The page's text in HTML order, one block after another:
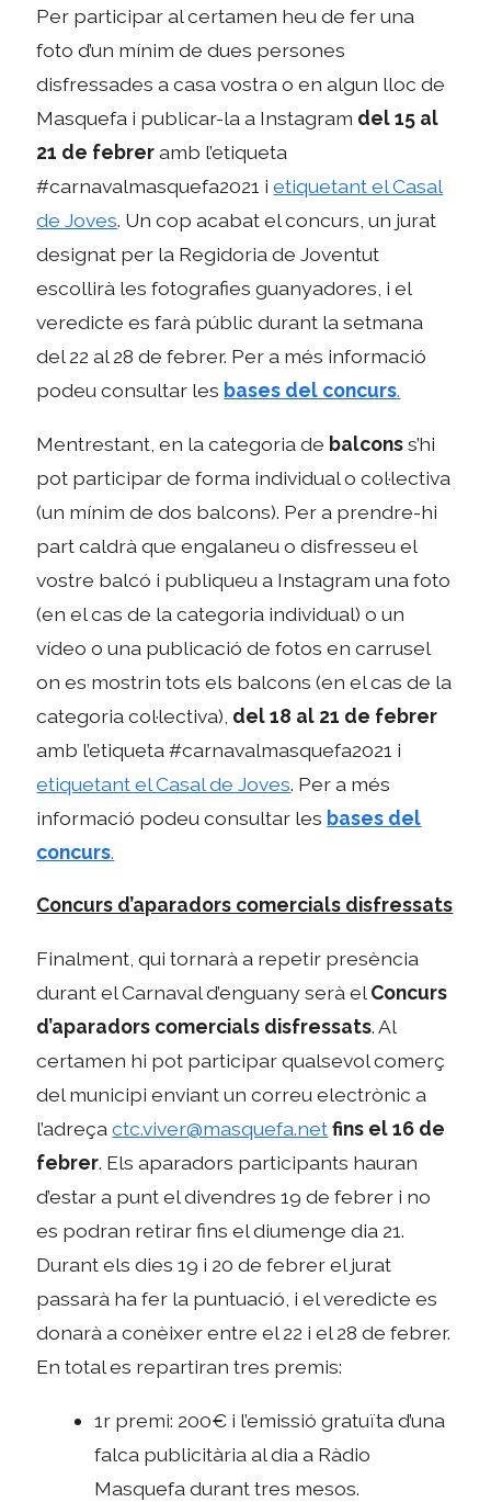
Per participar al certamen heu de fer una
foto d’un mínim de dues persones
disfressades a casa vostra o en algun lloc de
Masquefa i publicar-la a Instagram del 15 al
21 de febreramb l’etiqueta
#carnavalmasquefa2021 ietiquetant el Casal
de Joves. Un cop acabat el concurs, un jurat
designat per la Regidoria de Joventut
escollirà les fotografies guanyadores, i el
veredicte es farà públic durant la setmana
del 22 al 28 de febrer. Per a més informació
podeu consultar les bases del concurs.
Mentrestant, en la categoria de balconss’hi
pot participar de forma individual o col·lectiva
(un mínim de dos balcons). Per a prendre-hi
part caldrà que engalaneu o disfresseu el
vostre balcó i publiqueu a Instagram una foto
(en el cas de la categoria individual) o un
vídeo o una publicació de fotos en carrusel
on es mostrin tots els balcons (en el cas de la
categoria col·lectiva), del 18 al 21 de febrer
amb l’etiqueta #carnavalmasquefa2021 i
etiquetant el Casal de Joves. Per a més
informació podeu consultar les bases del
concurs.
Concurs d’aparadors comercials disfressats
Finalment, qui tornarà a repetir presència
durant el Carnaval d’enguany serà el Concurs
d’aparadors comercials disfressats. Al
certamen hi pot participar qualsevol comerç
del municipi enviant un correu electrònic a
l’adreçactc.viver@masquefa.net fins el 16 de
febrer. Els aparadors participants hauran
d’estar a punt el divendres 19 de febrer i no
es podran retirar fins el diumenge dia 21.
Durant els dies 19 i 20 de febrer el jurat
passarà ha fer la puntuació, i el veredicte es
donarà a conèixer entre el 22 i el 28 de febrer.
En total es repartiran tres premis:
1r premi: 200€ i l’emissió gratuïta d’una
falca publicitària al dia a Ràdio
Masquefa durant tres mesos.